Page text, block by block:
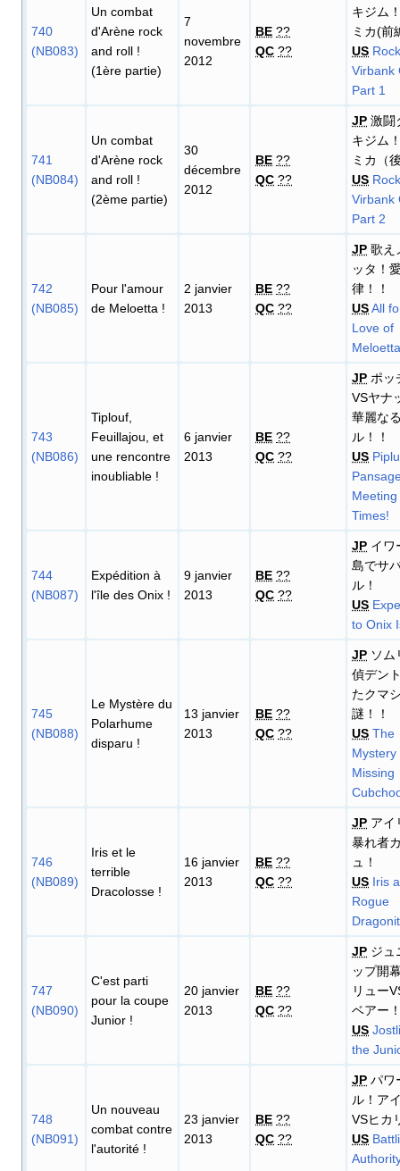
740
(NB083)
Un combat
d'Arène rock
and roll !
(1ère partie)
7
novembre
2012
BE ??
QC ??
キジム
ミカ(前
US
Virbank
Part 1
741
(NB084)
Un combat
d'Arène rock
and roll !
(2ème partie)
30
décembre
2012
BE ??
QC ??
JP 激闘
キジム
ミカ（
US
Virbank
Part 2
742
(NB085)
Pour l'amour
de Meloetta !
2 janvier
2013
BE ??
QC ??
JP 歌え
ッタ！
律！！
USAll
Love of
743
(NB086)
Tiplouf,
Feuillajou, et
une rencontre
inoubliable !
6 janvier
2013
BE ??
QC ??
JP ポッ
VSヤナ
華麗な
ル！！
US
Times!
744
(NB087)
Expédition à
l'île des Onix !
9 janvier
2013
BE ??
QC ??
JP イワ
島でサ
ル！
US
to Onix
745
(NB088)
Le Mystère du
Polarhume
disparu !
13 janvier
2013
BE ??
QC ??
JP ソム
偵デン
たクマ
謎！！
US The
Mystery
Missing
746
(NB089)
Iris et le
terrible
Dracolosse !
16 janvier
2013
BE ??
QC ??
JP アイ
暴れ者
ュ！
US Iris
Rogue
747
(NB090)
C'est parti
pour la coupe
Junior !
20 janvier
2013
BE ??
QC ??
JP ジュ
ップ開
リュー
ベアー
US
the
748
(NB091)
Un nouveau
combat contre
l'autorité !
23 janvier
2013
BE ??
QC ??
JP パワ
ル！ア
VSヒカ
US